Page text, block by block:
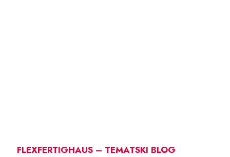
FLEXFERTIGHAUS – TEMATSKI BLOG